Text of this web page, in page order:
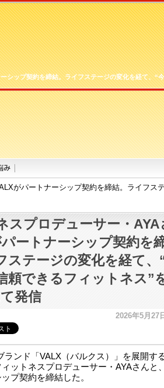
シップ契約を締結。ライフステージの変化を経て、“
がパートナーシップ契約を締結。ライフス
スプロデューサー・AYA
ートナーシップ契約を
ステージの変化を経て、
頼できるフィットネス”
発信
2026年5月27
ランド「VALX（バルクス）」を展開す
ットネスプロデューサー・AYAさんと
プ契約を締結した。